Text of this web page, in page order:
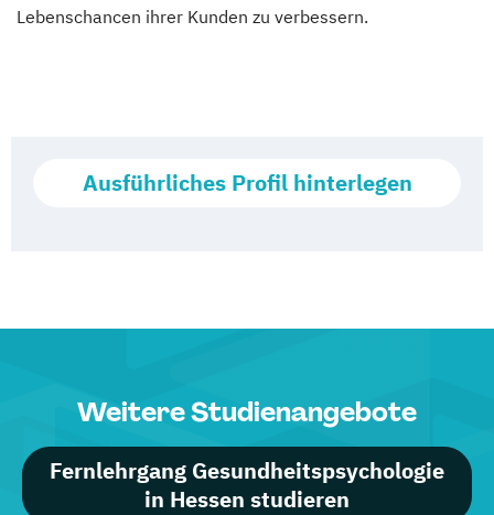
Lebenschancen ihrer Kunden zu verbessern.
Ausführliches Profil hinterlegen
Weitere Studienangebote
Fernlehrgang Gesundheitspsychologie
in Hessen studieren